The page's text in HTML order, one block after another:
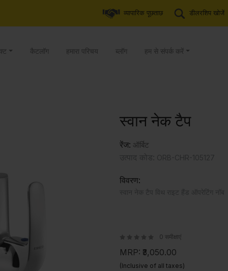
व्यापारिक पूछताछ डीलरशिप खोजें
कैटलॉग हमारा परिचय ब्लॉग हम से संपर्क करें
स्वान नेक टैप
रेंज: ऑर्बिट
विवरण:
0 समीक्षाएं
MRP: ₹3,050.00
(Inclusive of all taxes)